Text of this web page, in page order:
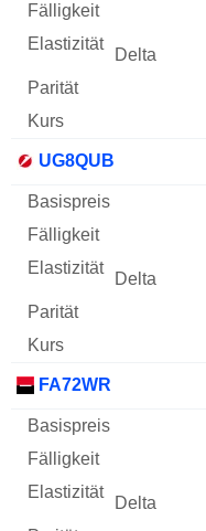
UG8QUB
FA72WR